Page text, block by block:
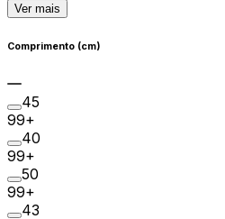
Ver mais
Comprimento (cm)
45
99+
40
99+
50
99+
43